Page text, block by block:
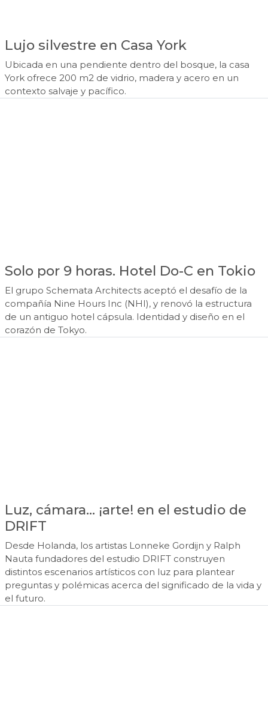
Lujo silvestre en Casa York
Ubicada en una pendiente dentro del bosque, la casa
York ofrece 200 m2 de vidrio, madera y acero en un
contexto salvaje y pacífico.
Solo por 9 horas. Hotel Do-C en Tokio
El grupo Schemata Architects aceptó el desafío de la
compañía Nine Hours Inc (NHI), y renovó la estructura
de un antiguo hotel cápsula. Identidad y diseño en el
corazón de Tokyo.
Luz, cámara… ¡arte! en el estudio de
DRIFT
Desde Holanda, los artistas Lonneke Gordijn y Ralph
Nauta fundadores del estudio DRIFT construyen
distintos escenarios artísticos con luz para plantear
preguntas y polémicas acerca del significado de la vida y
el futuro.